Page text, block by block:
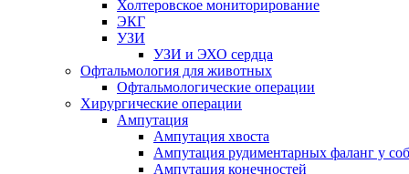
Холтеровское мониторирование
ЭКГ
УЗИ
УЗИ и ЭХО сердца
Офтальмология для животных
Офтальмологические операции
Хирургические операции
Ампутация
Ампутация хвоста
Ампутация рудиментарных фаланг у
Ампутация конечностей